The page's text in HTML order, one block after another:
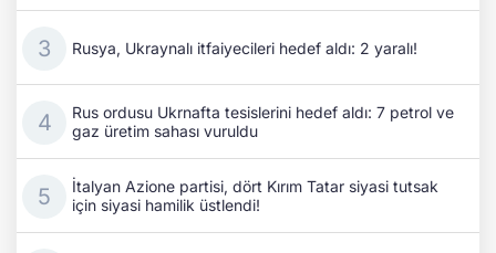
Rusya, Ukraynalı itfaiyecileri hedef aldı: 2 yaralı!
Rus ordusu Ukrnafta tesislerini hedef aldı: 7 petrol ve
gaz üretim sahası vuruldu
İtalyan Azione partisi, dört Kırım Tatar siyasi tutsak
için siyasi hamilik üstlendi!